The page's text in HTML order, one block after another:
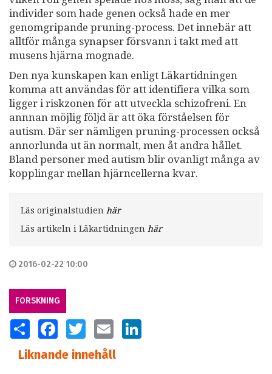
individer som hade genen också hade en mer
genomgripande pruning-process. Det innebär att
alltför många synapser försvann i takt med att
musens hjärna mognade.
Den nya kunskapen kan enligt Läkartidningen
komma att användas för att identifiera vilka som
ligger i riskzonen för att utveckla schizofreni. En
annnan möjlig följd är att öka förståelsen för
autism. Där ser nämligen pruning-processen också
annorlunda ut än normalt, men åt andra hållet.
Bland personer med autism blir ovanligt många av
kopplingar mellan hjärncellerna kvar.
Läs originalstudien här
Läs artikeln i Läkartidningen här
2016-02-22 10:00
FORSKNING
SHARE FACEBOOKTWITTER EMAIL
Liknande innehåll